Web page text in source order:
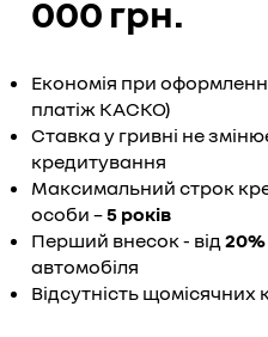
000 грн.
Економія при
платіж КАСКО)
Ставка у гривні не
кредитування
Максимальний строк
особи –5 років
Перший внесок - від 20%
автомобіля
Відсутність щомісячних